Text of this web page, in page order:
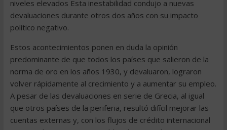
niveles elevados Esta inestabilidad condujo a nuevas
devaluaciones durante otros dos años con su impacto
político negativo.
Estos acontecimientos ponen en duda la opinión
predominante de que todos los países que salieron de la
norma de oro en los años 1930, y devaluaron, lograron
volver rápidamente al crecimiento y a aumentar su empleo.
A pesar de las devaluaciones en serie de Grecia, al igual
que otros países de la periferia, resultó difícil mejorar las
cuentas externas y, con los flujos de crédito internacional